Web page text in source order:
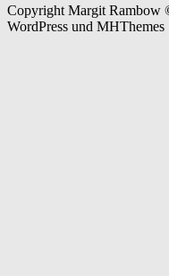
Copyright Margit Rambow
WordPress und MHThemes